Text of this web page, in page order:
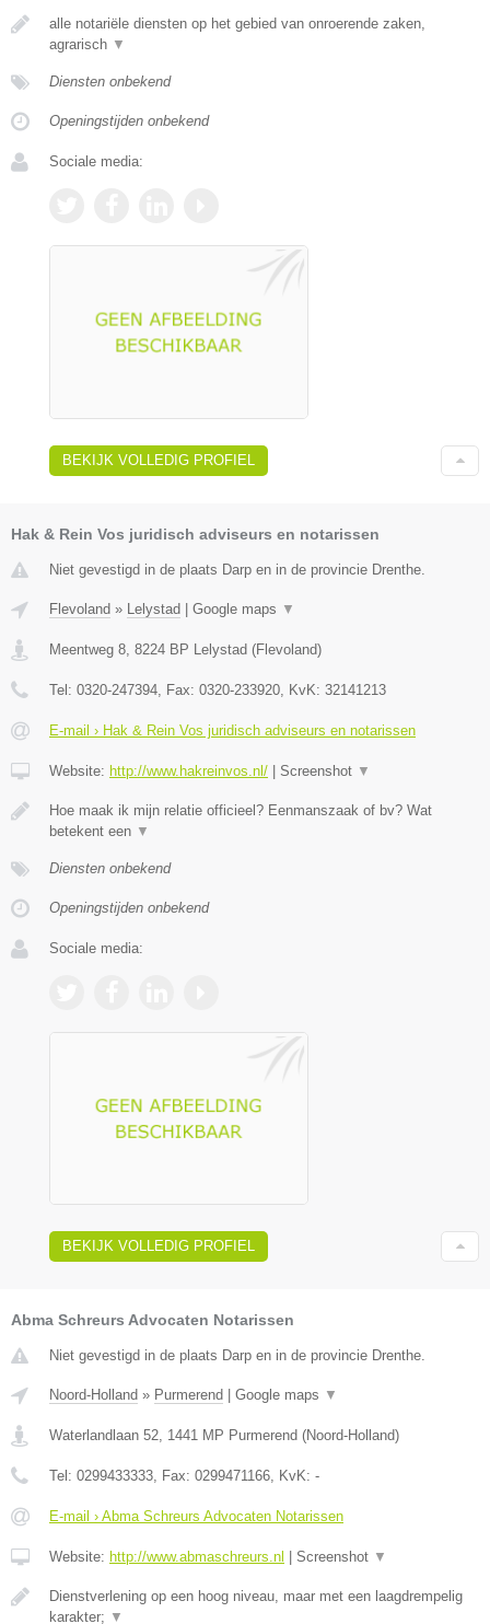
alle notariële diensten op het gebied van onroerende zaken,
agrarisch ▼
Diensten onbekend
Openingstijden onbekend
Sociale media:
BEKIJK VOLLEDIG PROFIEL
Hak & Rein Vos juridisch adviseurs en notarissen
Niet gevestigd in de plaats Darp en in de provincie Drenthe.
Flevoland » Lelystad | Google maps ▼
Meentweg 8 8224 BP Lelystad (Flevoland)
Tel: 0320-247394 , Fax: 0320-233920 , KvK: 32141213
E-mail › Hak & Rein Vos juridisch adviseurs en notarissen
Website: http://www.hakreinvos.nl/ | Screenshot ▼
Hoe maak ik mijn relatie officieel? Eenmanszaak of bv? Wat
betekent een ▼
Diensten onbekend
Openingstijden onbekend
Sociale media:
BEKIJK VOLLEDIG PROFIEL
Abma Schreurs Advocaten Notarissen
Niet gevestigd in de plaats Darp en in de provincie Drenthe.
Noord-Holland » Purmerend Google maps ▼
Waterlandlaan 52, 1441 MP Purmerend (Noord-Holland)
Tel: 0299433333, Fax: 0299471166, KvK: -
E-mail › Abma Schreurs Advocaten Notarissen
Website: http://www.abmaschreurs.nl Screenshot ▼
Dienstverlening op een hoog niveau, maar met een laagdrempelig
karakter; ▼